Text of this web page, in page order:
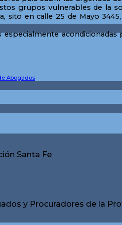
Abogados
grupos vulnerables de la
sito en calle 25 de Mayo
especialmente
Santa Fe
y Procuradores de la